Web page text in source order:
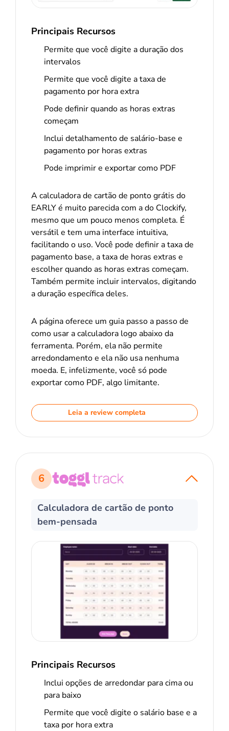
Principais Recursos
Permite que você digite a duração dos
intervalos
Permite que você digite a taxa de
pagamento por hora extra
Pode definir quando as horas extras
começam
Inclui detalhamento de salário-base e
pagamento por horas extras
Pode imprimir e exportar como PDF
A calculadora de cartão de ponto grátis do
EARLY é muito parecida com a do Clockify,
mesmo que um pouco menos completa. É
versátil e tem uma interface intuitiva,
facilitando o uso. Você pode definir a taxa de
pagamento base, a taxa de horas extras e
escolher quando as horas extras começam.
Também permite incluir intervalos, digitando
a duração específica deles.
A página oferece um guia passo a passo de
como usar a calculadora logo abaixo da
ferramenta. Porém, ela não permite
arredondamento e ela não usa nenhuma
moeda. E, infelizmente, você só pode
exportar como PDF, algo limitante.
Leia a review completa
6
Calculadora de cartão de ponto
bem-pensada
Principais Recursos
Inclui opções de arredondar para cima ou
para baixo
Permite que você digite o salário base e a
taxa por hora extra